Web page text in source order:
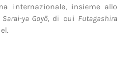
internazionale, insieme allo
Sarai-ya Goyō, di cui Futagashira